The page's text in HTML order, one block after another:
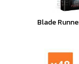
Blade